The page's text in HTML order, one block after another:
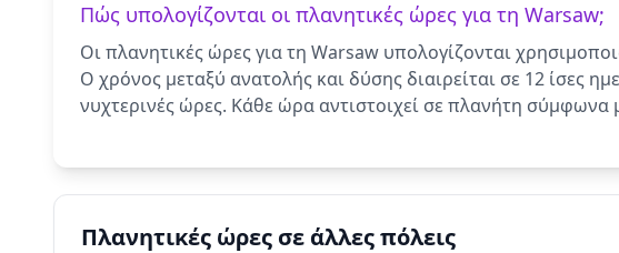
Πώς υπολογίζονται οι πλανητικές ώρες για τη Warsaw;
Οι πλανητικές ώρες για τη Warsaw υπολογίζονται
Ο χρόνος μεταξύ ανατολής και δύσης διαιρείται σε 12 ίσες
νυχτερινές ώρες. Κάθε ώρα αντιστοιχεί σε πλανήτη σύμφωνα
Πλανητικές ώρες σε άλλες πόλεις